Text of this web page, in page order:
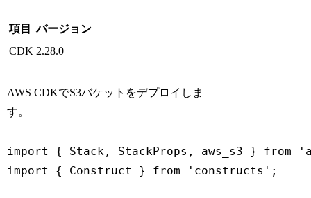
項目
バージョン
CDK 2.28.0
AWS CDKでS3バケットをデプロイしま
す。
import { Stack, StackProps, aws_s3 } from
import { Construct } from 'constructs';